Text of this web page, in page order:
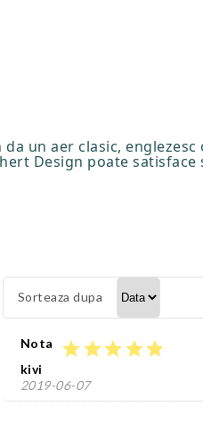
un aer clasic,
Design poate
Sorteaza dupa
Nota starstarstarstarstar
kivi
2019-06-07